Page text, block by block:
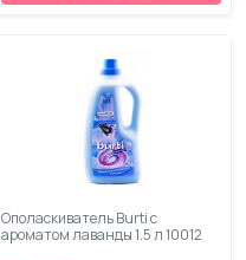
Ополаскиватель Burti с
ароматом лаванды 1.5 л 10012